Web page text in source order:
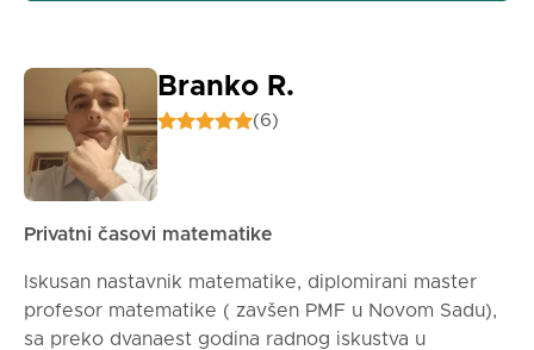
Branko R.
(6)
Privatni časovi matematike
Iskusan nastavnik matematike, diplomirani master
profesor matematike ( zavšen PMF u Novom Sadu),
sa preko dvanaest godina radnog iskustva u